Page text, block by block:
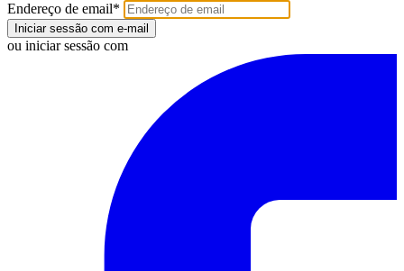
Endereço de email*
Iniciar sessão com e-mail
ou iniciar sessão com